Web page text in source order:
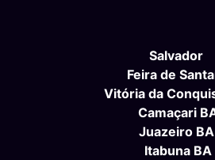
Salvador
Feira de
Vitória da
Camaçari
Juazeiro BA
Itabuna BA